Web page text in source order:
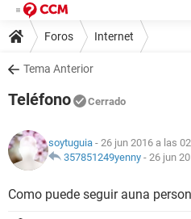
Foros Internet
Tema Anterior
Teléfono Cerrado
soytuguia - 26 jun 2016 a las
357851249yenny - 26 jun
Como puede seguir auna